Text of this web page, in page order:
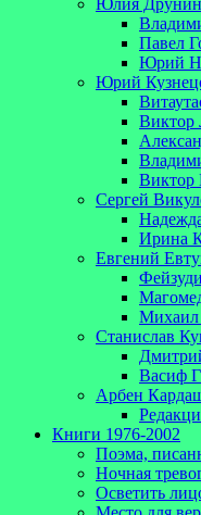
Юлия
Павел
Юрий
Юрий
Виктор
Сергей
Ирина
Евгений
Михаил
Станислав
Васиф
Арбен
Книги 1976-2002
Поэма,
Ночная
Осветить